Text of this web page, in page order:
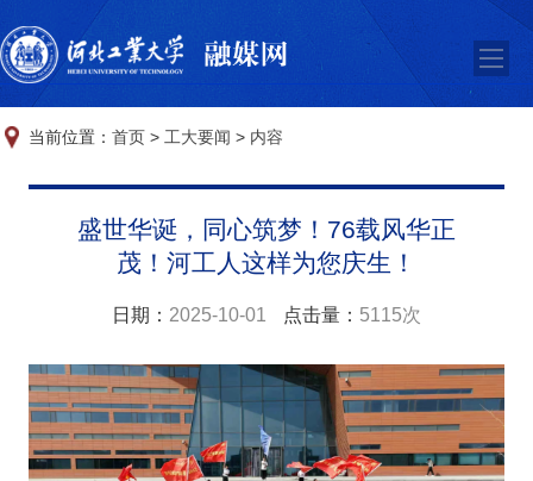
当前位置：首页 > 工大要闻 > 内容
盛世华诞，同心筑梦！76载风华正
茂！河工人这样为您庆生！
日期： 2025-10-01 点击量： 5115次